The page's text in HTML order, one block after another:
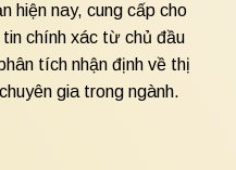
hiện nay, cung cấp cho
chính xác từ chủ đầu
tích nhận định về thị
gia trong ngành.